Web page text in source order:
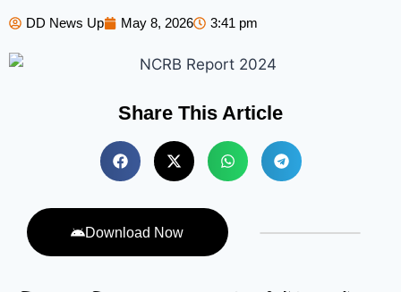
DD News Up May 8, 2026 3:41 pm
Share This Article
Download Now